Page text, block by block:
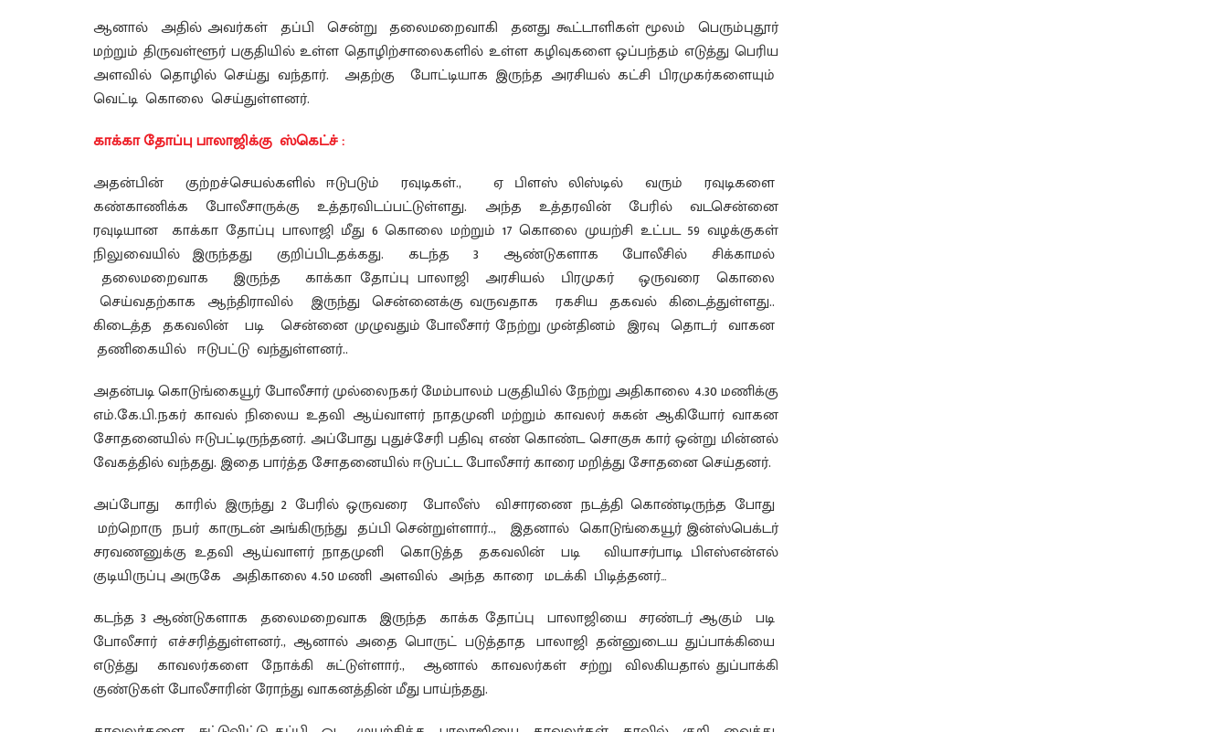
ஆனால் அதில் அவர்கள் தப்பி சென்று தலைமறைவாகி தனது கூட்டாளிகள் மூலம் பெரும்புதூர்
மற்றும் திருவள்ளூர் பகுதியில் உள்ள தொழிற்சாலைகளில் உள்ள கழிவுகளை ஒப்பந்தம் எடுத்து பெரிய
அளவில் தொழில் செய்து வந்தார். அதற்கு போட்டியாக இருந்த அரசியல் கட்சி பிரமுகர்களையும்
வெட்டி கொலை செய்துள்ளனர்.
காக்கா தோப்பு பாலாஜிக்கு ஸ்கெட்ச் :
அதன்பின் குற்றச்செயல்களில் ஈடுபடும் ரவுடிகள்., ஏ பிளஸ் லிஸ்டில் வரும் ரவுடிகளை
கண்காணிக்க போலீசாருக்கு உத்தரவிடப்பட்டுள்ளது. அந்த உத்தரவின் பேரில் வடசென்னை
ரவுடியான காக்கா தோப்பு பாலாஜி மீது 6 கொலை மற்றும் 17 கொலை முயற்சி உட்பட 59 வழக்குகள்
நிலுவையில் இருந்தது குறிப்பிடதக்கது. கடந்த 3 ஆண்டுகளாக போலீசில் சிக்காமல்
தலைமறைவாக இருந்த காக்கா தோப்பு பாலாஜி அரசியல் பிரமுகர் ஒருவரை கொலை
செய்வதற்காக ஆந்திராவில் இருந்து சென்னைக்கு வருவதாக ரகசிய தகவல் கிடைத்துள்ளது..
கிடைத்த தகவலின் படி சென்னை முழுவதும் போலீசார் நேற்று முன்தினம் இரவு தொடர் வாகன
தணிகையில் ஈடுபட்டு வந்துள்ளனர்..
அதன்படி கொடுங்கையூர் போலீசார் முல்லைநகர் மேம்பாலம் பகுதியில் நேற்று அதிகாலை 4.30 மணிக்கு
எம்.கே.பி.நகர் காவல் நிலைய உதவி ஆய்வாளர் நாதமுனி மற்றும் காவலர் சுகன் ஆகியோர் வாகன
சோதனையில் ஈடுபட்டிருந்தனர். அப்போது புதுச்சேரி பதிவு எண் கொண்ட சொகுசு கார் ஒன்று மின்னல்
வேகத்தில் வந்தது. இதை பார்த்த சோதனையில் ஈடுபட்ட போலீசார் காரை மறித்து சோதனை செய்தனர்.
அப்போது காரில் இருந்து 2 பேரில் ஒருவரை போலீஸ் விசாரணை நடத்தி கொண்டிருந்த போது
மற்றொரு நபர் காருடன் அங்கிருந்து தப்பி சென்றுள்ளார்.., இதனால் கொடுங்கையூர் இன்ஸ்பெக்டர்
சரவணனுக்கு உதவி ஆய்வாளர் நாதமுனி கொடுத்த தகவலின் படி வியாசர்பாடி பிஎஸ்என்எல்
குடியிருப்பு அருகே அதிகாலை 4.50 மணி அளவில் அந்த காரை மடக்கி பிடித்தனர்…
கடந்த 3 ஆண்டுகளாக தலைமறைவாக இருந்த காக்க தோப்பு பாலாஜியை சரண்டர் ஆகும் படி
போலீசார் எச்சரித்துள்ளனர்., ஆனால் அதை பொருட் படுத்தாத பாலாஜி தன்னுடைய துப்பாக்கியை
எடுத்து காவலர்களை நோக்கி சுட்டுள்ளார்., ஆனால் காவலர்கள் சற்று விலகியதால் துப்பாக்கி
குண்டுகள் போலீசாரின் ரோந்து வாகனத்தின் மீது பாய்ந்தது.